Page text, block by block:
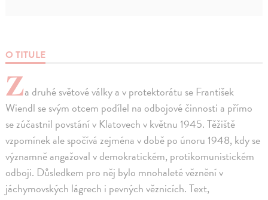
O TITULE
Za druhé světové války a v protektorátu se František
Wiendl se svým otcem podílel na odbojové činnosti a přímo
se zúčastnil povstání v Klatovech v květnu 1945. Těžiště
vzpomínek ale spočívá zejména v době po únoru 1948, kdy se
významně angažoval v demokratickém, protikomunistickém
odboji. Důsledkem pro něj bylo mnohaleté věznění v
jáchymovských lágrech i pevných věznicích. Text,